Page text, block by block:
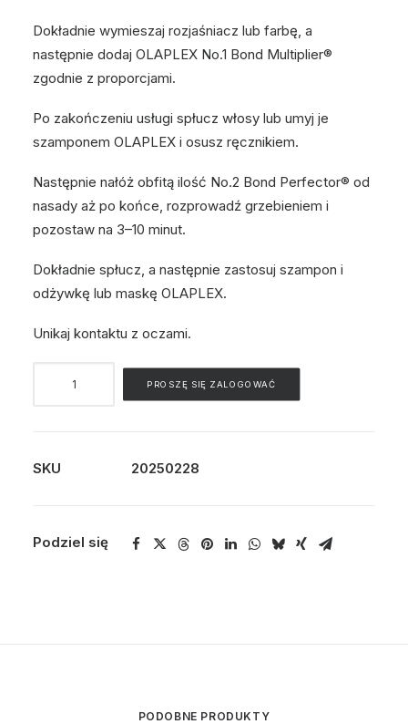
Dokładnie wymieszaj rozjaśniacz lub farbę, a
następnie dodaj OLAPLEX No.1 Bond Multiplier®
zgodnie z proporcjami.
Po zakończeniu usługi spłucz włosy lub umyj je
szamponem OLAPLEX i osusz ręcznikiem.
Następnie nałóż obfitą ilość No.2 Bond Perfector® od
nasady aż po końce, rozprowadź grzebieniem i
pozostaw na 3–10 minut.
Dokładnie spłucz, a następnie zastosuj szampon i
odżywkę lub maskę OLAPLEX.
Unikaj kontaktu z oczami.
PROSZĘ SIĘ ZALOGOWAĆ
SKU 20250228
Podziel się
PODOBNE PRODUKTY